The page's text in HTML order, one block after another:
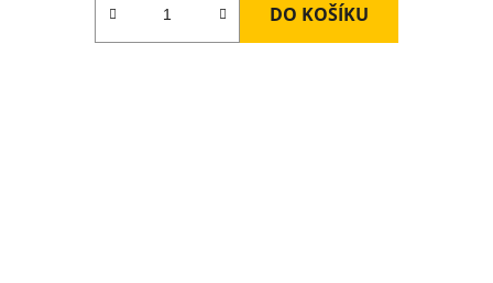
DO KOŠÍKU